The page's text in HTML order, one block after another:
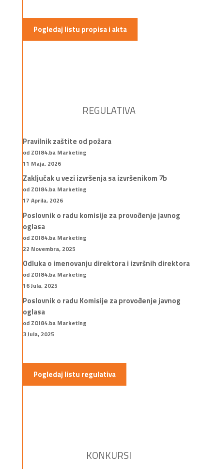
Pogledaj listu propisa i akta
REGULATIVA
Pravilnik zaštite od požara
od ZOI84.ba Marketing
11 Maja, 2026
Zaključak u vezi izvršenja sa izvršenikom 7b
od ZOI84.ba Marketing
17 Aprila, 2026
Poslovnik o radu komisije za provođenje javnog
oglasa
od ZOI84.ba Marketing
22 Novembra, 2025
Odluka o imenovanju direktora i izvršnih direktora
od ZOI84.ba Marketing
16 Jula, 2025
Poslovnik o radu Komisije za provođenje javnog
oglasa
od ZOI84.ba Marketing
3 Jula, 2025
Pogledaj listu regulativa
KONKURSI